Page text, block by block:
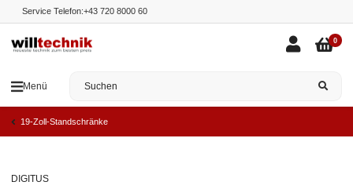
Service Telefon:+43 720 8000 60
Menü
0
19-Zoll-Standschränke
DIGITUS